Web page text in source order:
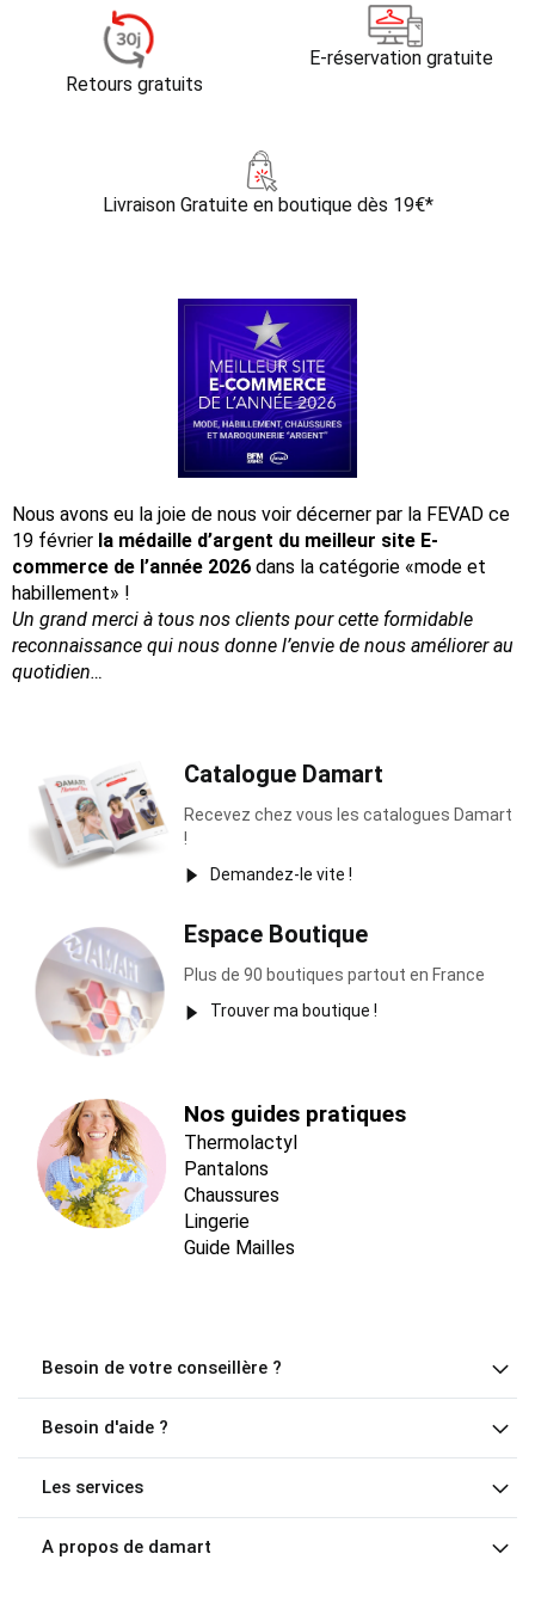
Retours gratuits
E-réservation gratuite
Livraison Gratuite en boutique dès 19€*
Nous avons eu la joie de nous voir décerner par la FEVAD ce
19 février la médaille d’argent du meilleur site E-
commerce de l’année 2026 dans la catégorie «mode et
habillement» !
Un grand merci à tous nos clients pour cette formidable
reconnaissance qui nous donne l’envie de nous améliorer au
quotidien…
Catalogue Damart
Recevez chez vous les catalogues Damart
!
Demandez-le vite !
Espace Boutique
Plus de 90 boutiques partout en France
Trouver ma boutique !
Nos guides pratiques
Thermolactyl
Pantalons
Chaussures
Lingerie
Guide Mailles
Besoin de votre conseillère ?
Besoin d'aide ?
Les services
A propos de damart